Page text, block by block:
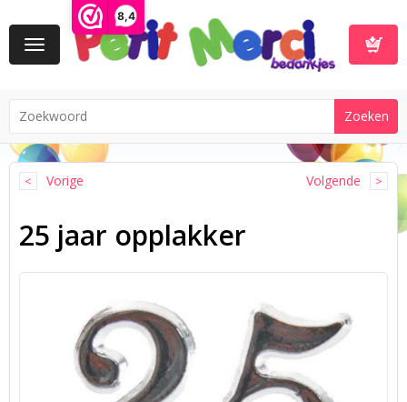
8,4
Toggle
navigation
Vorige Volgende
25 jaar opplakker